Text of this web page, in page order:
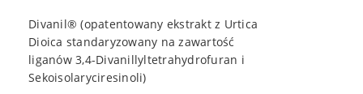
Divanil® (opatentowany ekstrakt z Urtica
Dioica standaryzowany na zawartość
liganów 3,4-Divanillyltetrahydrofuran i
Sekoisolaryciresinoli)